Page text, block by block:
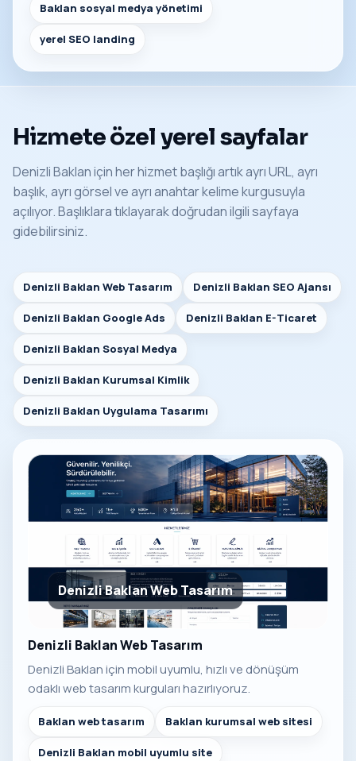
Baklan sosyal medya yönetimi
yerel SEO landing
Hizmete özel yerel sayfalar
Denizli Baklan için her hizmet başlığı artık ayrı URL, ayrı
başlık, ayrı görsel ve ayrı anahtar kelime kurgusuyla
açılıyor. Başlıklara tıklayarak doğrudan ilgili sayfaya
gidebilirsiniz.
Denizli Baklan Web Tasarım Denizli Baklan SEO Ajansı
Denizli Baklan Google Ads Denizli Baklan E-Ticaret
Denizli Baklan Sosyal Medya
Denizli Baklan Kurumsal Kimlik
Denizli Baklan Uygulama Tasarımı
Denizli Baklan Web Tasarım
Denizli Baklan Web Tasarım
Denizli Baklan için mobil uyumlu, hızlı ve dönüşüm
odaklı web tasarım kurguları hazırlıyoruz.
Baklan web tasarım Baklan kurumsal web sitesi
Denizli Baklan mobil uyumlu site